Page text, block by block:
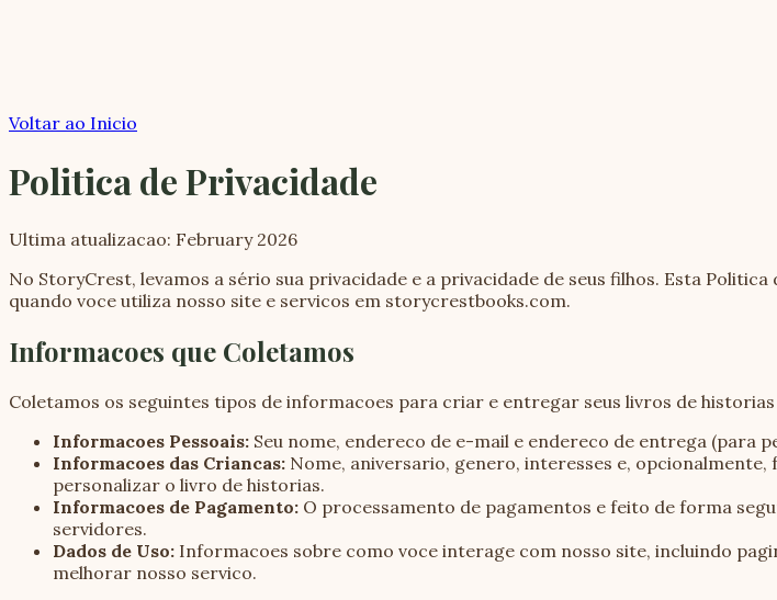
Voltar ao Inicio
Politica de Privacidade
Ultima atualizacao: February 2026
No StoryCrest, levamos a sério sua privacidade e a privacidade de seus filhos. Esta
quando voce utiliza nosso site e servicos em storycrestbooks.com.
Informacoes que Coletamos
Coletamos os seguintes tipos de informacoes para criar e entregar seus livros de
Informacoes Pessoais: Seu nome, endereco de e-mail e endereco de entrega (para
Informacoes das Criancas: Nome, aniversario, genero, interesses e,
personalizar o livro de historias.
Informacoes de Pagamento: O processamento de pagamentos e feito de forma
servidores.
Dados de Uso: Informacoes sobre como voce interage com nosso site, incluindo
melhorar nosso servico.